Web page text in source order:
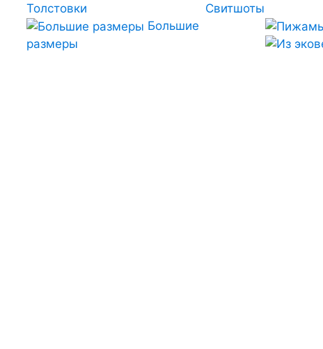
Толстовки Свитшоты
Большие
размеры